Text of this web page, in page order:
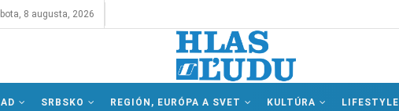
8 augusta, 2026
SRBSKO REGIÓN, EURÓPA A SVET KULTÚRA LIFESTYLE